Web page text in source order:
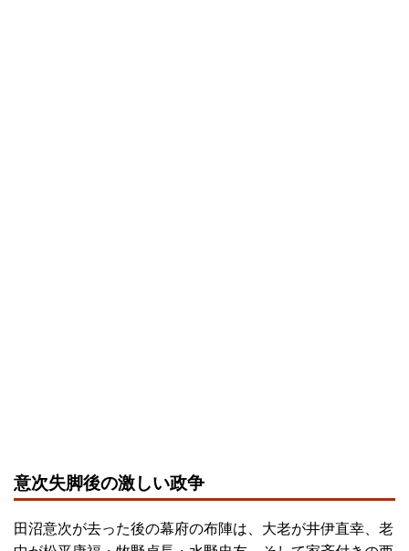
意次失脚後の激しい政争
田沼意次が去った後の幕府の布陣は、大老が井伊直幸、老